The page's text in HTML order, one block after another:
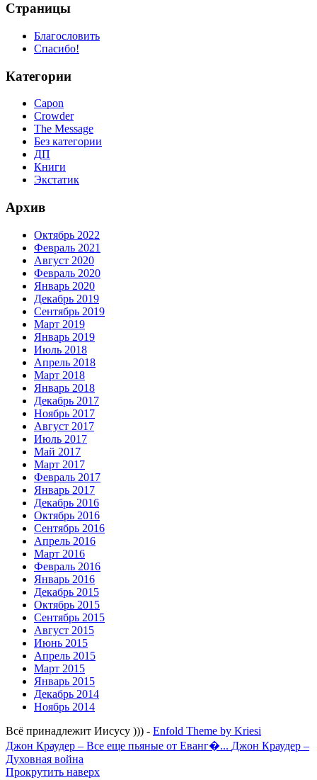
Страницы
Благословить
Спасибо!
Категории
Capon
Crowder
The Message
Без категории
ДП
Книги
Экстатик
Архив
Октябрь 2022
Февраль 2021
Август 2020
Февраль 2020
Январь 2020
Декабрь 2019
Сентябрь 2019
Март 2019
Январь 2019
Июль 2018
Апрель 2018
Март 2018
Январь 2018
Декабрь 2017
Ноябрь 2017
Август 2017
Июль 2017
Май 2017
Март 2017
Февраль 2017
Январь 2017
Декабрь 2016
Октябрь 2016
Сентябрь 2016
Апрель 2016
Март 2016
Февраль 2016
Январь 2016
Декабрь 2015
Октябрь 2015
Сентябрь 2015
Август 2015
Июнь 2015
Апрель 2015
Март 2015
Январь 2015
Декабрь 2014
Ноябрь 2014
Всё принадлежит Иисусу ))) - Enfold Theme by Kriesi
Джон Краудер – Все еще пьяные от Еванг�... Джон Краудер –
Духовная война
Прокрутить наверх